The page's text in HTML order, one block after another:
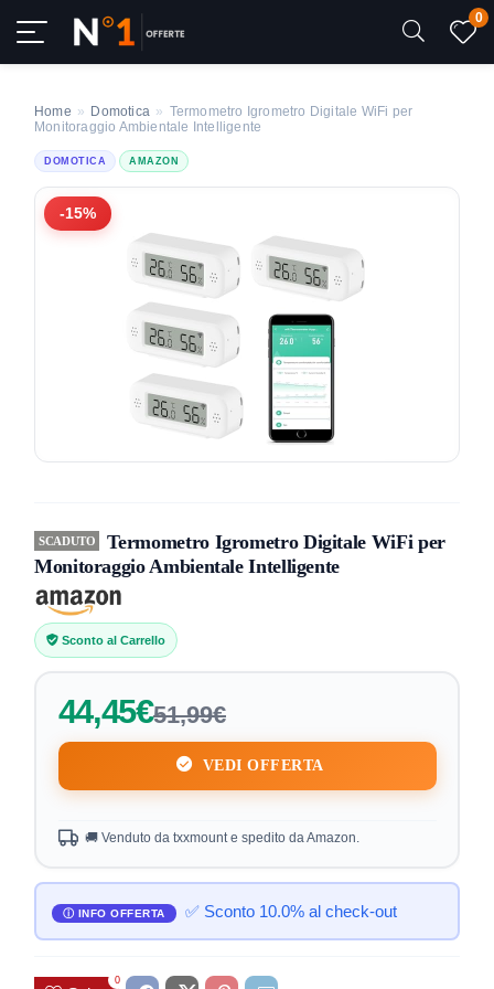
0
Home » Domotica » Termometro Igrometro Digitale WiFi per
Monitoraggio Ambientale Intelligente
DOMOTICA AMAZON
-15%
SCADUTO
Termometro Igrometro Digitale WiFi per
Monitoraggio Ambientale Intelligente
Sconto al Carrello
44,45€51,99€
VEDI OFFERTA
🚚 Venduto da txxmount e spedito da Amazon.
✅ Sconto 10.0% al check-out
0